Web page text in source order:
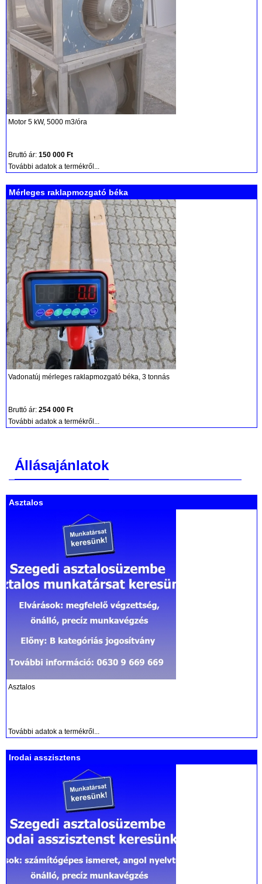
Motor 5 kW, 5000 m3/óra
Bruttó ár: 150 000 Ft
További adatok a termékről...
Mérleges raklapmozgató béka
Vadonatúj mérleges raklapmozgató béka, 3 tonnás
Bruttó ár: 254 000 Ft
További adatok a termékről...
Állásajánlatok
Asztalos
Asztalos
További adatok a termékről...
Irodai asszisztens